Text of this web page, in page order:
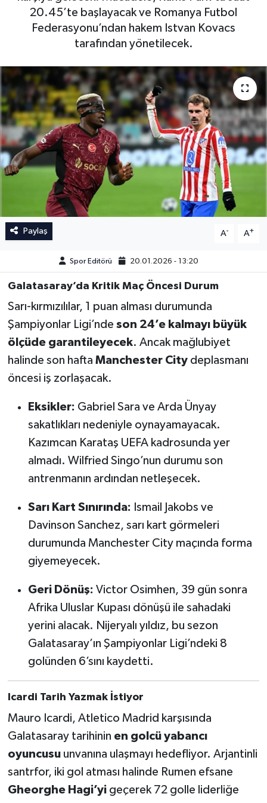
20.45’te başlayacak ve Romanya Futbol
Federasyonu’ndan hakem Istvan Kovacs
tarafından yönetilecek.
Paylaş A- A+
Spor Editörü 20.01.2026 - 13:20
Galatasaray’da Kritik Maç Öncesi Durum
Sarı-kırmızılılar, 1 puan alması durumunda
Şampiyonlar Ligi’nde son 24’e kalmayı büyük
ölçüde garantileyecek. Ancak mağlubiyet
halinde son hafta Manchester Citydeplasmanı
öncesi iş zorlaşacak.
Eksikler: Gabriel Sara ve Arda Ünyay
sakatlıkları nedeniyle oynayamayacak.
Kazımcan Karataş UEFA kadrosunda yer
almadı. Wilfried Singo’nun durumu son
antrenmanın ardından netleşecek.
Sarı Kart Sınırında: Ismail Jakobs ve
Davinson Sanchez, sarı kart görmeleri
durumunda Manchester City maçında forma
giyemeyecek.
Geri Dönüş: Victor Osimhen, 39 gün sonra
Afrika Uluslar Kupası dönüşü ile sahadaki
yerini alacak. Nijeryalı yıldız, bu sezon
Galatasaray’ın Şampiyonlar Ligi’ndeki 8
golünden 6’sını kaydetti.
Icardi Tarih Yazmak İstiyor
Mauro Icardi, Atletico Madrid karşısında
Galatasaray tarihinin en golcü yabancı
oyuncusuunvanına ulaşmayı hedefliyor. Arjantinli
santrfor, iki gol atması halinde Rumen efsane
Gheorghe Hagi’yigeçerek 72 golle liderliğe
İngiltere Premier Lig
Almanya Bundesliga
La Liga
Serie A
İngiltere Premier Lig
Almanya Bundesliga
Serie A
Fransa Ligue 1
Eredevise
Portekiz Ligi
TFF 1.Lig
Diğer Futbol Ligleri
Kadınlar Basketbol Ligi
Diğer Basketbol Ligleri
Formula 1
Hentbol
At Yarışı
Bisiklet
Boks
Güreş
Motor Sporları
Su Sporları
Diğer Spor Dalları
Futbolcular